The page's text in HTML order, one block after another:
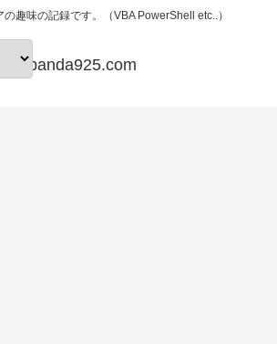
趣味の記録です。（VBA PowerShell etc..）
papanda925.com